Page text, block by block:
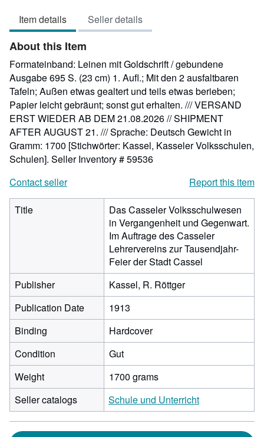
of
5
stars
Item details Seller details
About this Item
Formateinband: Leinen mit Goldschrift / gebundene
Ausgabe 695 S. (23 cm) 1. Aufl.; Mit den 2 ausfaltbaren
Tafeln; Außen etwas gealtert und teils etwas berieben;
Papier leicht gebräunt; sonst gut erhalten. /// VERSAND
ERST WIEDER AB DEM 21.08.2026 // SHIPMENT
AFTER AUGUST 21. /// Sprache: Deutsch Gewicht in
Gramm: 1700 [Stichwörter: Kassel, Kasseler Volksschulen,
Schulen]. Seller Inventory # 59536
Contact seller
Report this item
Title
Das Casseler Volksschulwesen
in Vergangenheit und Gegenwart.
Im Auftrage des Casseler
Lehrervereins zur Tausendjahr-
Feier der Stadt Cassel
Publisher
Kassel, R. Röttger
Publication Date
1913
Binding
Hardcover
Condition
Gut
Weight
1700 grams
Seller catalogs
Schule und Unterricht